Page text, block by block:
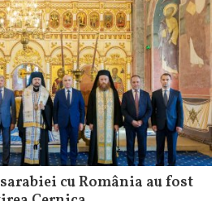
cu România au fost